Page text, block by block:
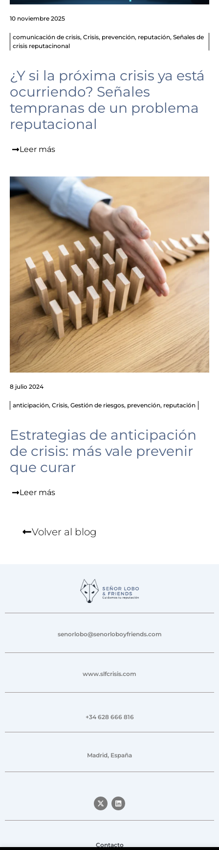
10 noviembre 2025
comunicación de crisis, Crisis, prevención, reputación, Señales de
crisis reputacinonal
¿Y si la próxima crisis ya está
ocurriendo? Señales
tempranas de un problema
reputacional
Leer más
8 julio 2024
anticipación, Crisis, Gestión de riesgos, prevención, reputación
Estrategias de anticipación
de crisis: más vale prevenir
que curar
Leer más
Volver al blog
senorlobo@senorloboyfriends.com
www.slfcrisis.com
+34 628 666 816
Madrid, España
Contacto